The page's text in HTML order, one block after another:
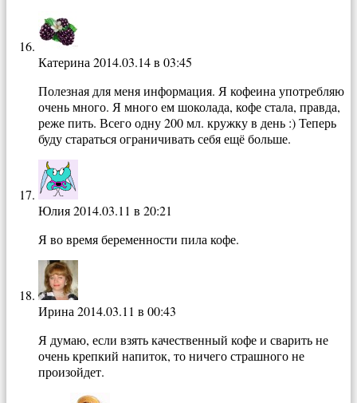
Катерина 2014.03.14 в 03:45
Полезная для меня информация. Я кофеина употребляю
очень много. Я много ем шоколада, кофе стала, правда,
реже пить. Всего одну 200 мл. кружку в день :) Теперь
буду стараться ограничивать себя ещё больше.
Юлия2014.03.11 в 20:21
Я во время беременности пила кофе.
Ирина 2014.03.11 в 00:43
Я думаю, если взять качественный кофе и сварить не
очень крепкий напиток, то ничего страшного не
произойдет.